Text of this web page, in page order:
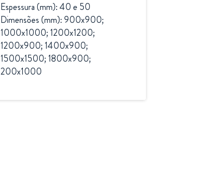
Espessura (mm): 40 e 50
Dimensões (mm): 900x900;
1000x1000; 1200x1200;
1200x900; 1400x900;
1500x1500; 1800x900;
200x1000